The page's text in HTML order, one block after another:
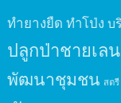
ทำยางยืด ทำโป่ง บ
ปลูกป่าชายเลน
พัฒนาชุมชน สตรี